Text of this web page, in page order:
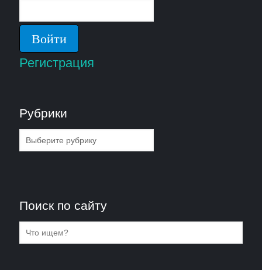
Регистрация
Рубрики
Рубрики
Поиск по сайту